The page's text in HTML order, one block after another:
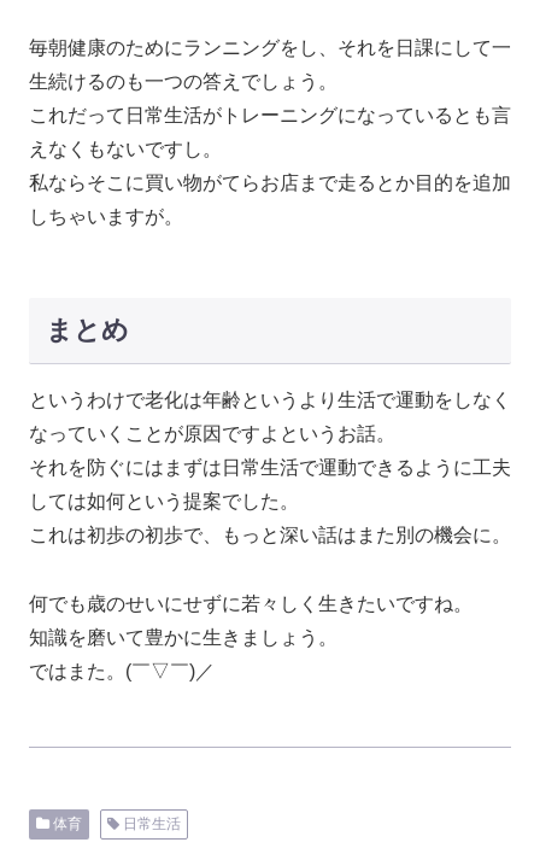
毎朝健康のためにランニングをし、それを日課にして一
生続けるのも一つの答えでしょう。
これだって日常生活がトレーニングになっているとも言
えなくもないですし。
私ならそこに買い物がてらお店まで走るとか目的を追加
しちゃいますが。
まとめ
というわけで老化は年齢というより生活で運動をしなく
なっていくことが原因ですよというお話。
それを防ぐにはまずは日常生活で運動できるように工夫
しては如何という提案でした。
これは初歩の初歩で、もっと深い話はまた別の機会に。
何でも歳のせいにせずに若々しく生きたいですね。
知識を磨いて豊かに生きましょう。
ではまた。(￣▽￣)／
体育 日常生活